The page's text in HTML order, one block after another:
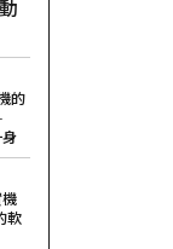
的
身
機
軟